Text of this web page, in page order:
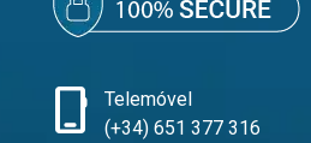
phone_iphone
Telemóvel
(+34) 651 377 316